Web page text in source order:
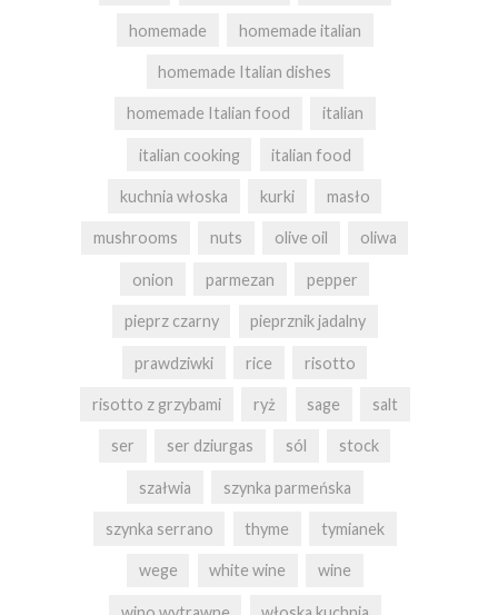
homemade homemade italian
homemade Italian dishes
homemade Italian food italian
italian cooking italian food
kuchnia włoska kurki masło
mushrooms nuts olive oil oliwa
onion parmezan pepper
pieprz czarny pieprznik jadalny
prawdziwki rice risotto
risotto z grzybami ryż sage salt
ser ser dziurgas sól stock
szałwia szynka parmeńska
szynka serrano thyme tymianek
wege white wine wine